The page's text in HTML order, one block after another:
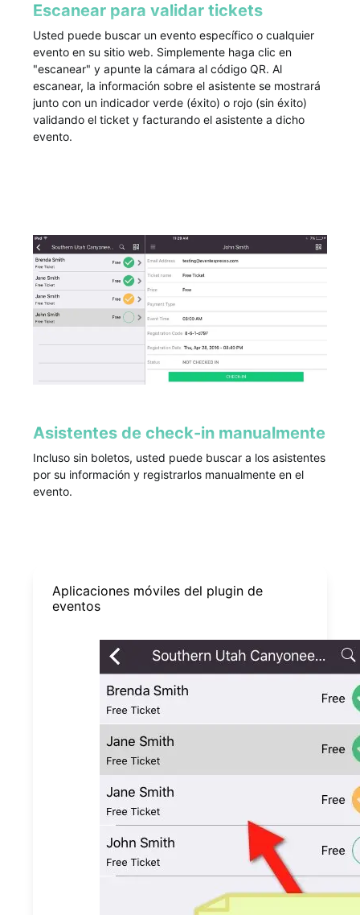
Escanear para validar tickets
Usted puede buscar un evento específico o cualquier
evento en su sitio web. Simplemente haga clic en
"escanear" y apunte la cámara al código QR. Al
escanear, la información sobre el asistente se mostrará
junto con un indicador verde (éxito) o rojo (sin éxito)
validando el ticket y facturando el asistente a dicho
evento.
Asistentes de check-in manualmente
Incluso sin boletos, usted puede buscar a los asistentes
por su información y registrarlos manualmente en el
evento.
Aplicaciones móviles del plugin de
eventos